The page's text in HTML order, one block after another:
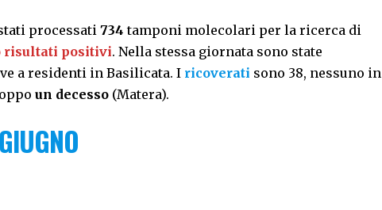
processati 734 tamponi molecolari per la ricerca di
risultati positivi. Nella stessa giornata sono state
a residenti in Basilicata. I ricoverati sono 38, nessuno in
un decesso (Matera).